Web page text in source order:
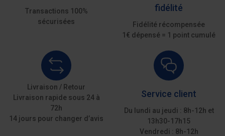
Transactions 100%
sécurisées
fidélité
Fidélité récompensée
1€ dépensé = 1 point cumulé
Livraison / Retour
Livraison rapide sous 24 à
72h
14 jours pour changer d’avis
Service client
Du lundi au jeudi : 8h-12h et
13h30-17h15
Vendredi : 8h-12h